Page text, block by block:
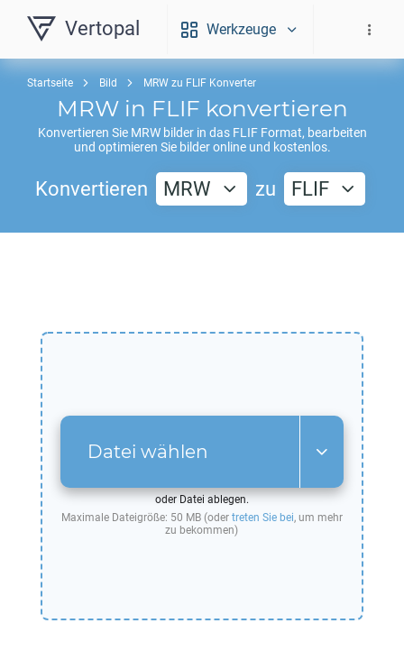
Vertopal Werkzeuge
Startseite Bild MRW zu FLIF Konverter
MRWin FLIF konvertieren
Konvertieren Sie MRWbilder in das FLIFFormat, bearbeiten
und optimieren Sie bilder online und kostenlos.
Konvertieren MRW zu FLIF
Datei wählen
oder Datei ablegen.
Maximale Dateigröße: 50 MB (oder treten Sie bei, um mehr
zu bekommen)